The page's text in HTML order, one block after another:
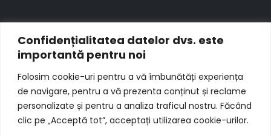
Confidențialitatea datelor dvs. este
importantă pentru noi
Folosim cookie-uri pentru a vă îmbunătăți experiența
de navigare, pentru a vă prezenta conținut și reclame
personalizate și pentru a analiza traficul nostru. Făcând
clic pe „Acceptă tot”, acceptați utilizarea cookie-urilor.